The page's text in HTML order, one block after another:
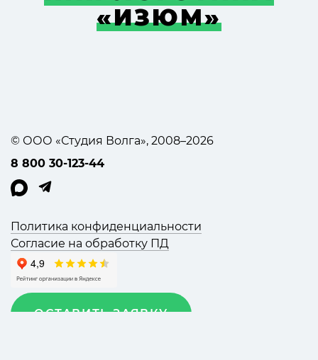
«ИЗЮМ»
© ООО «Студия Волга», 2008–2026
8 800 30-123-44
Политика конфиденциальности
Согласие на обработку ПД
ОСТАВИТЬ ЗАЯВКУ